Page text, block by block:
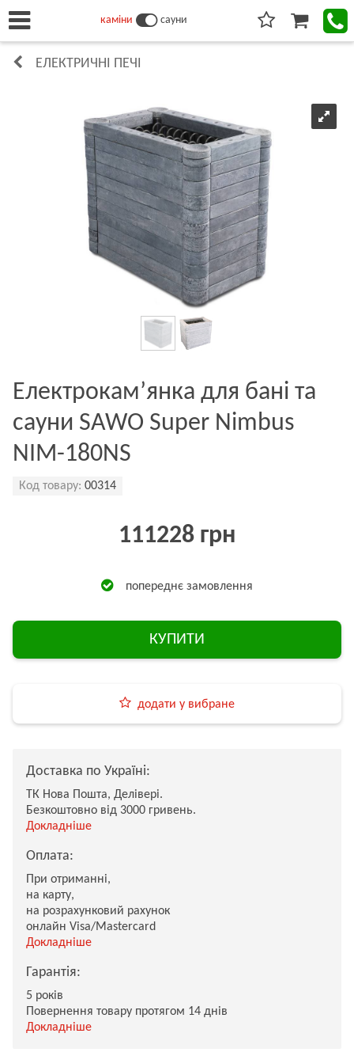
каміни сауни
ЕЛЕКТРИЧНІ ПЕЧІ
Електрокам’янка для бані та
сауни SAWO Super Nimbus
NIM-180NS
Код товару: 00314
111228 грн
попереднє замовлення
КУПИТИ
додати у вибране
Доставка по Україні:
ТК Нова Пошта, Делівері.
Безкоштовно від 3000 гривень.
Докладніше
Оплата:
При отриманні,
на карту,
на розрахунковий рахунок
онлайн Visa/Mastercard
Докладніше
Гарантія:
5 років
Повернення товару протягом 14 днів
Докладніше